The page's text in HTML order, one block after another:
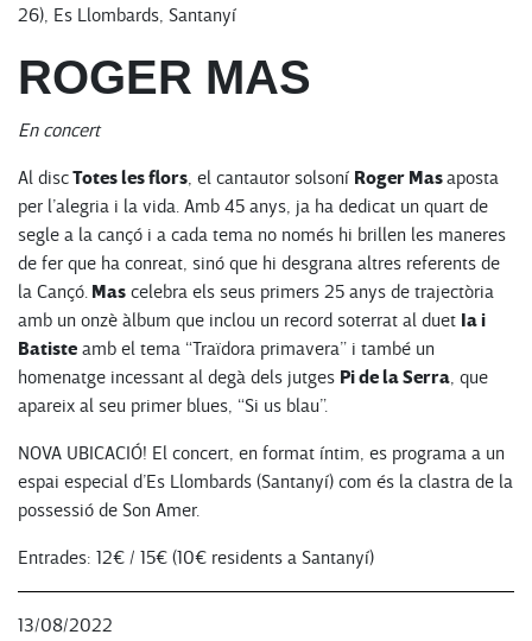
26), Es Llombards, Santanyí
ROGER MAS
En concert
Al discTotes les flors, el cantautor solsoní Roger Masaposta
per l’alegria i la vida. Amb 45 anys, ja ha dedicat un quart de
segle a la cançó i a cada tema no només hi brillen les maneres
de fer que ha conreat, sinó que hi desgrana altres referents de
la Cançó. Mas celebra els seus primers 25 anys de trajectòria
amb un onzè àlbum que inclou un record soterrat al duet Ia i
Batiste amb el tema “Traïdora primavera” i també un
homenatge incessant al degà dels jutges Pi de la Serra, que
apareix al seu primer blues, “Si us blau”.
NOVA UBICACIÓ! El concert, en format íntim, es programa a un
espai especial d’Es Llombards (Santanyí) com és la clastra de la
possessió de Son Amer.
Entrades: 12€ / 15€ (10€ residents a Santanyí)
13/08/2022